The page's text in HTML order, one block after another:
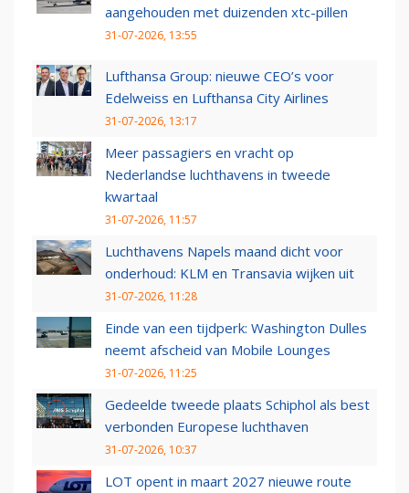
aangehouden met duizenden xtc-pillen
31-07-2026, 13:55
Lufthansa Group: nieuwe CEO’s voor
Edelweiss en Lufthansa City Airlines
31-07-2026, 13:17
Meer passagiers en vracht op
Nederlandse luchthavens in tweede
kwartaal
31-07-2026, 11:57
Luchthavens Napels maand dicht voor
onderhoud: KLM en Transavia wijken uit
31-07-2026, 11:28
Einde van een tijdperk: Washington Dulles
neemt afscheid van Mobile Lounges
31-07-2026, 11:25
Gedeelde tweede plaats Schiphol als best
verbonden Europese luchthaven
31-07-2026, 10:37
LOT opent in maart 2027 nieuwe route